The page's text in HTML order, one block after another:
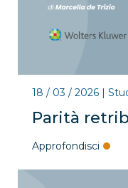
Parità
18 / 03 / 2026|
Approfondisci